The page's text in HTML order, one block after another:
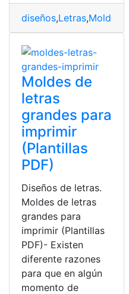
diseños,Letras,Moldes
Moldes de
letras
grandes para
imprimir
(Plantillas
PDF)
Diseños de letras.
Moldes de letras
grandes para
imprimir (Plantillas
PDF)- Existen
diferente razones
para que en algún
momento de